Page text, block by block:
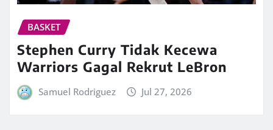
BASKET
Stephen Curry Tidak Kecewa
Warriors Gagal Rekrut LeBron
Samuel Rodriguez Jul 27, 2026